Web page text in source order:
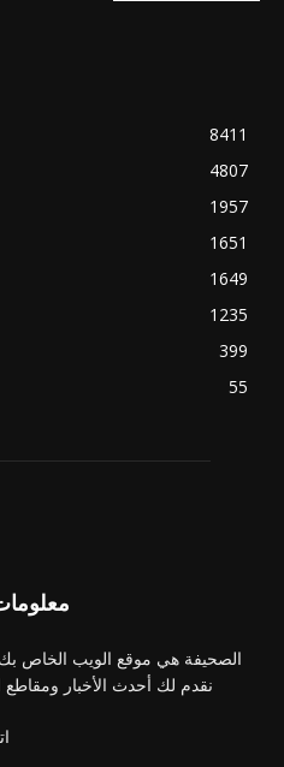
8411
4807
1957
1651
1649
1235
399
55
الصحيفة هي موقع الويب الخاص بك
نقدم لك أحدث الأخبار ومقاطع